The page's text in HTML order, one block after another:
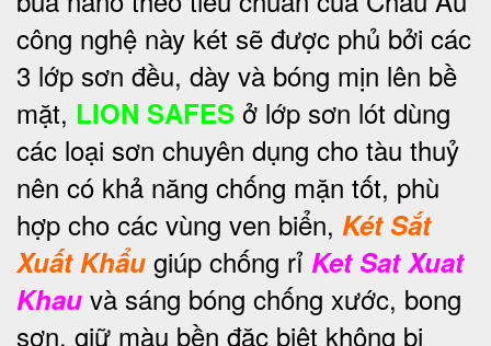
công nghệ này két sẽ được phủ bởi các
3 lớp sơn đều, dày và bóng mịn lên bề
mặt, LION SAFES ở lớp sơn lót dùng
các loại sơn chuyên dụng cho tàu thuỷ
nên có khả năng chống mặn tốt, phù
hợp cho các vùng ven biển, Két Sắt
Xuất Khẩu giúp chống rỉ Ket Sat Xuat
Khau và sáng bóng chống xước, bong
sơn, giữ màu bền đặc biệt không bị